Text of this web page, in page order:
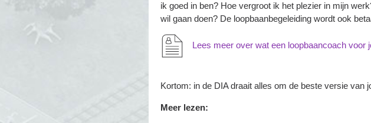
ik goed in ben? Hoe vergroot ik het plezier in mijn
wil gaan doen? De loopbaanbegeleiding wordt ook
Lees meer over wat een loopbaancoach voor
Kortom: in de DIA draait alles om de beste versie van
Meer lezen: